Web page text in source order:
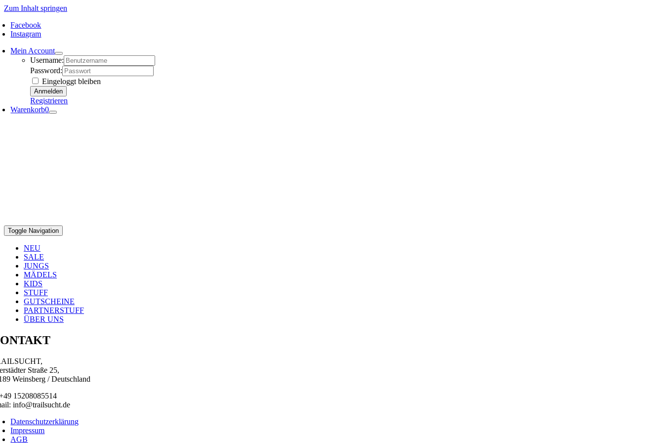
Zum Inhalt springen
Facebook
Instagram
Mein Account
Username:
Password:
Eingeloggt bleiben
Registrieren
Warenkorb0
Toggle Navigation
NEU
SALE
JUNGS
MÄDELS
KIDS
STUFF
GUTSCHEINE
PARTNERSTUFF
ÜBER UNS
Straße 25,
Weinsberg / Deutschland
15208085514
info@trailsucht.de
Datenschutzerklärung
Impressum
AGB